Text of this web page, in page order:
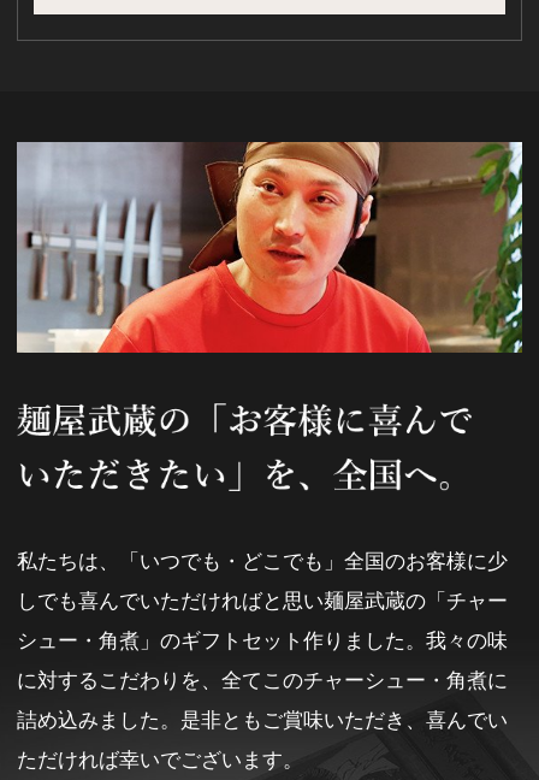
私たちは、「いつでも・どこでも」全国のお客様に少
しでも喜んでいただければと思い麺屋武蔵の「チャー
シュー・角煮」のギフトセット作りました。我々の味
に対するこだわりを、全てこのチャーシュー・角煮に
詰め込みました。是非ともご賞味いただき、喜んでい
ただければ幸いでございます。